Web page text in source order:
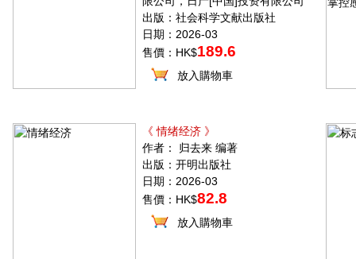
出版：社会科学文献出版社
日期：2026-03
售價：HK$189.6
放入購物車
《 情绪经济 》
作者： 归去来 编著
出版：开明出版社
日期：2026-03
售價：HK$82.8
放入購物車